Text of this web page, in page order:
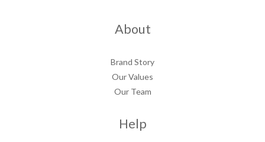
About
Brand Story
Our Values
Our Team
Help